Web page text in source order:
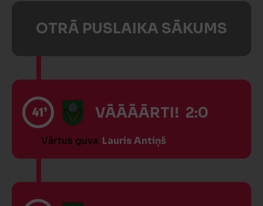
OTRĀ PUSLAIKA SĀKUMS
41’ VĀĀĀĀRTI! 2:0
Vārtus guva Lauris Antiņš